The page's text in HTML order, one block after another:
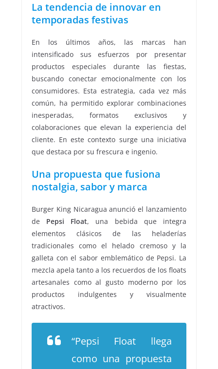
La tendencia de innovar en
temporadas festivas
En los últimos años, las marcas han
intensificado sus esfuerzos por presentar
productos especiales durante las fiestas,
buscando conectar emocionalmente con los
consumidores. Esta estrategia, cada vez más
común, ha permitido explorar combinaciones
inesperadas, formatos exclusivos y
colaboraciones que elevan la experiencia del
cliente. En este contexto surge una iniciativa
que destaca por su frescura e ingenio.
Una propuesta que fusiona
nostalgia, sabor y marca
Burger King Nicaragua anunció el lanzamiento
de Pepsi Float, una bebida que integra
elementos clásicos de las heladerías
tradicionales como el helado cremoso y la
galleta con el sabor emblemático de Pepsi. La
mezcla apela tanto a los recuerdos de los floats
artesanales como al gusto moderno por los
productos indulgentes y visualmente
atractivos.
“Pepsi Float llega
como una propuesta